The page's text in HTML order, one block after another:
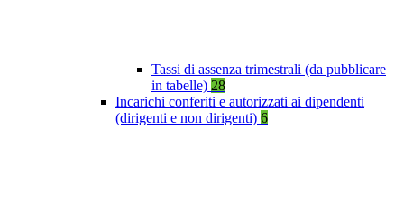
Tassi di assenza trimestrali (da pubblicare
in tabelle) 28
Incarichi conferiti e autorizzati ai dipendenti
(dirigenti e non dirigenti) 6